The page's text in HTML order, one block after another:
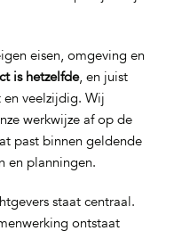
eisen, omgeving en
is hetzelfde, en juist
en veelzijdig. Wij
werkwijze af op de
past binnen geldende
en planningen.
staat centraal.
ontstaat